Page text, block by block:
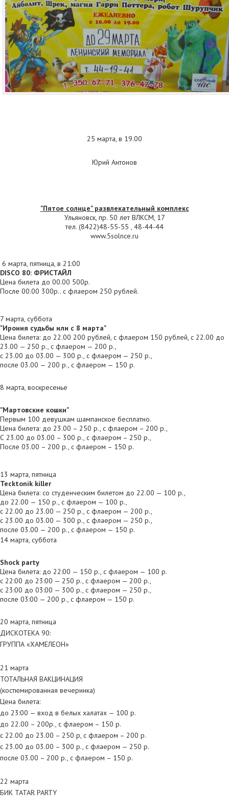
25 марта, в 19.00
Юрий Антонов
"Пятое солнце" развлекательный комплекс
Ульяновск, пр. 50 лет ВЛКСМ, 17
тел. (8422)48-55-55 , 48-44-44
www.5solnce.ru
6 марта, пятница, в 21:00
DISCO 80: ФРИСТАЙЛ
Цена билета до 00.00 500р.
После 00.00 300р.. с флаером 250 рублей.
7 марта, суббота
"Ирония судьбы или с 8 марта"
Цена билета: до 22.00 200 рублей, с флаером 150 рублей, с 22.00 до
23.00 — 250 р., с флаером — 200 р.,
с 23.00 до 03.00 — 300 р., с флаером — 250 р.,
после 03.00 — 200 р., с флаером — 150 р.
8 марта, воскресенье
"Мартовские кошки"
Первым 100 девушкам шампанское бесплатно.
Цена билета: до 23.00 – 250 р., с флаером – 200 р.,
С 23.00 до 03.00 – 300 р., с флаером – 250 р.,
После 03.00 – 200 р., с флаером – 150 р.
13 марта, пятница
Tecktonik killer
Цена билета: со студенческим билетом до 22.00 — 100 р.,
до 22.00 — 150 р., с флаером — 100 р.,
с 22.00 до 23.00 — 250 р., с флаером — 200 р.,
с 23.00 до 03.00 — 300 р., с флаером — 250 р.,
после 03.00 — 200 р., с флаером — 150 р.
14 марта, суббота
Shock party
Цена билета: до 22:00 — 150 р., с флаером — 100 р.
с 22:00 до 23:00 — 250 р., с флаером — 200 р.,
с 23:00 до 03:00 — 300 р., с флаером — 250 р.,
после 03:00 — 200 р., с флаером — 150 р.
20 марта, пятница
ДИСКОТЕКА 90:
ГРУППА «ХАМЕЛЕОН»
21 марта
ТОТАЛЬНАЯ ВАКЦИНАЦИЯ
(костюмированная вечеринка)
Цена билета:
до 23:00 — вход в белых халатах — 100 р.
до 22.00 – 200р., с флаером – 150 р.
с 22.00 до 23.00 – 250 р, с флаером – 200 р.
с 23.00 до 03.00 – 300 р., с флаером — 250 р.
после 03.00 – 200 р., с флаером – 150 р.
22 марта
БИК TATAR PARTY